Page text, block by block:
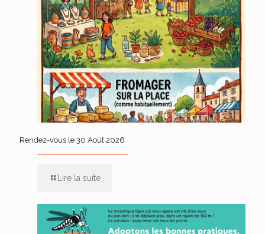
Rendez-vous le 30 Août 2026
Lire la suite